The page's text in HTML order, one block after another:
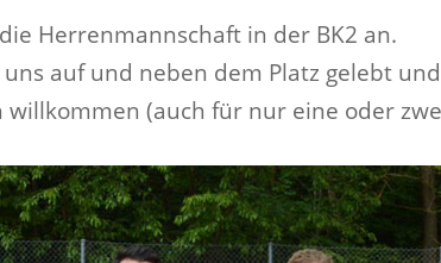
Herrenmannschaft in der BK2 an.
auf und neben dem Platz gelebt
(auch für nur eine oder